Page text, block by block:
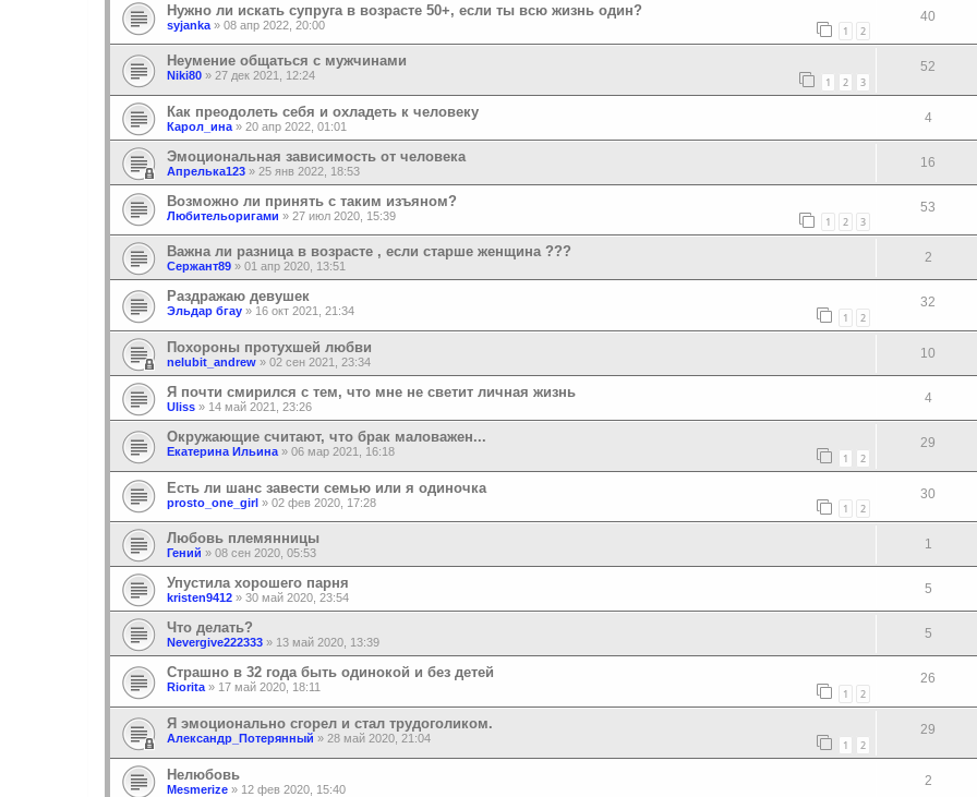
Нужно ли искать супруга в возрасте 50+, если ты всю жизнь один?
syjanka » 08 апр 2022, 20:00 1 2
40
Неумение общаться с мужчинами
Niki80 » 27 дек 2021, 12:24 1 2 3
52
Как преодолеть себя и охладеть к человеку
Карол_ина » 20 апр 2022, 01:01
4
Эмоциональная зависимость от человека
Апрелька123 » 25 янв 2022, 18:53
16
Возможно ли принять с таким изъяном?
Любительоригами » 27 июл 2020, 15:39 1 2 3
53
Важна ли разница в возрасте , если старше женщина ???
Сержант89 » 01 апр 2020, 13:51
2
Раздражаю девушек
Эльдар бгау » 16 окт 2021, 21:34 1 2
32
Похороны протухшей любви
nelubit_andrew » 02 сен 2021, 23:34
10
Я почти смирился с тем, что мне не светит личная жизнь
Uliss » 14 май 2021, 23:26
4
Окружающие считают, что брак маловажен...
Екатерина Ильина » 06 мар 2021, 16:18 1 2
29
Есть ли шанс завести семью или я одиночка
prosto_one_girl » 02 фев 2020, 17:28 1 2
30
Любовь племянницы
Гений » 08 сен 2020, 05:53
1
Упустила хорошего парня
kristen9412 » 30 май 2020, 23:54
5
Что делать?
Nevergive222333 » 13 май 2020, 13:39
5
Страшно в 32 года быть одинокой и без детей
Riorita» 17 май 2020, 18:11 1 2
26
Я эмоционально сгорел и стал трудоголиком.
Александр_Потерянный » 28 май 2020, 21:04 1 2
29
Нелюбовь
Mesmerize » 12 фев 2020, 15:40
2